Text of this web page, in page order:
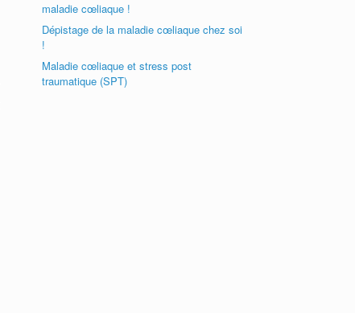
maladie cœliaque !
Dépistage de la maladie cœliaque chez soi
!
Maladie cœliaque et stress post
traumatique (SPT)